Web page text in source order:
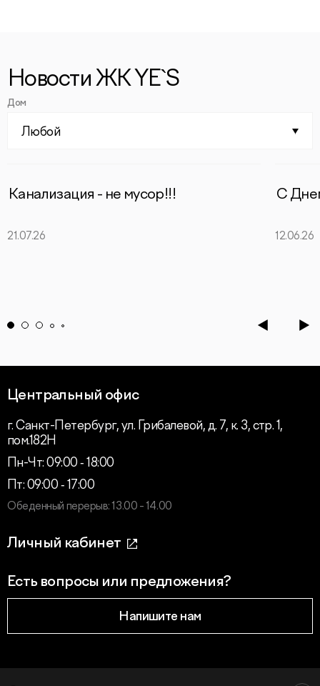
Новости ЖК YE`S
Дом
Любой
Канализация - не мусор!!!
21.07.26
С
12.06.26
Центральный офис
г. Санкт-Петербург, ул. Грибалевой, д. 7, к. 3, стр. 1,
пом.182Н
Пн-Чт: 09:00 ‑ 18:00
Пт: 09:00 ‑ 17:00
Обеденный перерыв: 13.00 - 14.00
Личный кабинет
Есть вопросы или предложения?
Напишите нам